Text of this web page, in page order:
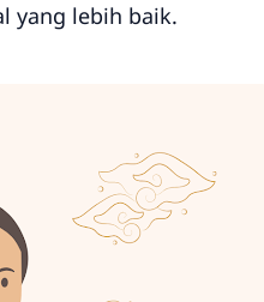
yang lebih baik.